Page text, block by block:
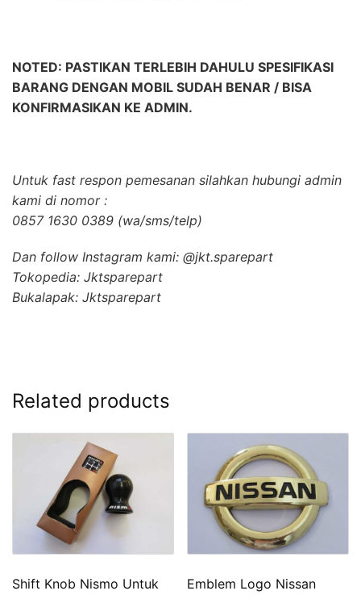
NOTED: PASTIKAN TERLEBIH DAHULU SPESIFIKASI
BARANG DENGAN MOBIL SUDAH BENAR / BISA
KONFIRMASIKAN KE ADMIN.
Untuk fast respon pemesanan silahkan hubungi admin
kami di nomor :
0857 1630 0389 (wa/sms/telp)
Dan follow Instagram kami: @jkt.sparepart
Tokopedia: Jktsparepart
Bukalapak: Jktsparepart
Related products
Shift Knob Nismo Untuk Emblem Logo Nissan